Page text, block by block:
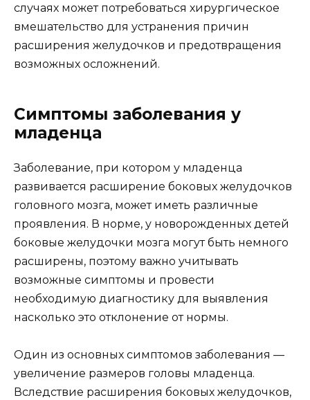
случаях может потребоваться хирургическое
вмешательство для устранения причин
расширения желудочков и предотвращения
возможных осложнений.
Симптомы заболевания у
младенца
Заболевание, при котором у младенца
развивается расширение боковых желудочков
головного мозга, может иметь различные
проявления. В норме, у новорожденных детей
боковые желудочки мозга могут быть немного
расширены, поэтому важно учитывать
возможные симптомы и провести
необходимую диагностику для выявления
насколько это отклонение от нормы.
Один из основных симптомов заболевания —
увеличение размеров головы младенца.
Вследствие расширения боковых желудочков,